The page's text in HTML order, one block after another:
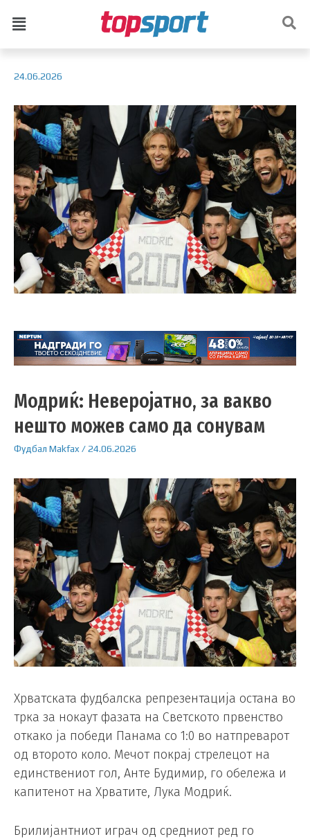
24.06.2026
Модриќ: Неверојатно, за вакво
нешто можев само да сонувам
Фудбал Makfax /24.06.2026
Хрватската фудбалска репрезентација остана во
трка за нокаут фазата на Светското првенство
откако ја победи Панама со 1:0 во натпреварот
од второто коло. Мечот покрај стрелецот на
единствениот гол, Анте Будимир, го обележа и
капитенот на Хрватите, Лука Модриќ.
Брилијантниот играч од средниот ред го